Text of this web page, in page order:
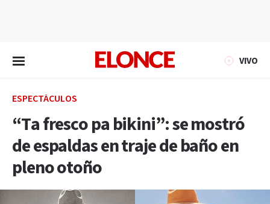
VIVO
ESPECTÁCULOS
“Ta fresco pa bikini”: se mostró
de espaldas en traje de baño en
pleno otoño